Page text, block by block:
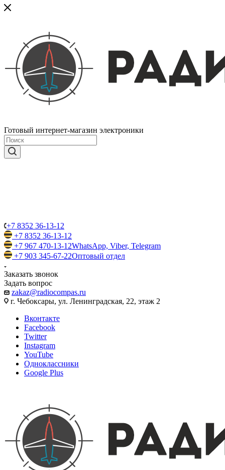
Готовый интернет-магазин электроники
+7 8352 36-13-12
+7 8352 36-13-12
+7 967 470-13-12WhatsApp, Viber, Telegram
+7 903 345-67-22Оптовый отдел
Заказать звонок
Задать вопрос
zakaz@radiocompas.ru
г. Чебоксары, ул. Ленинградская, 22, этаж 2
Вконтакте
Facebook
Twitter
Instagram
YouTube
Одноклассники
Google Plus